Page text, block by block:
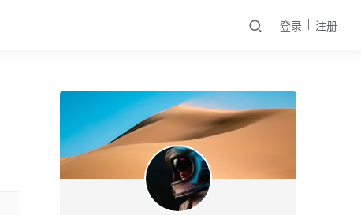
登录 注册